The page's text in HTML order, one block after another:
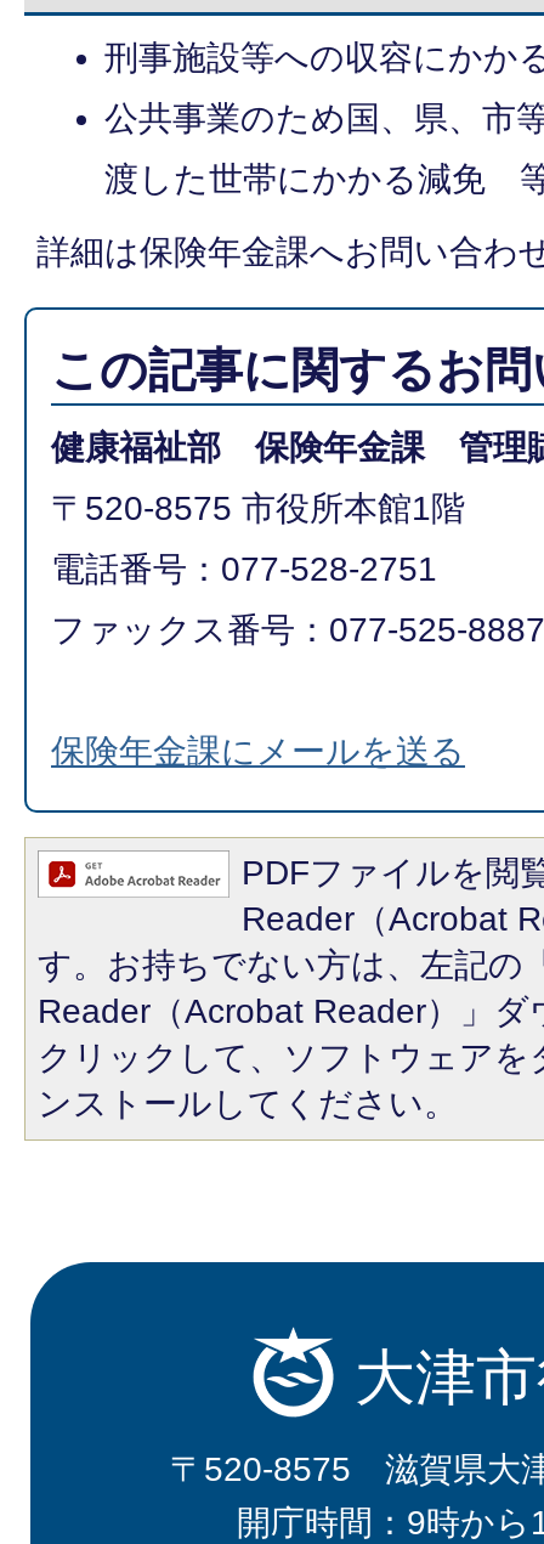
刑事施設等への収容にかか
公共事業のため国、県、市
渡した世帯にかかる減免
詳細は保険年金課へお問い合わ
この記事に関するお
健康福祉部 保険年金課 管理
〒520-8575 市役所本館1階
電話番号：077-528-2751
ファックス番号：077-525-8887
保険年金課にメールを送る
PDFファイルを閲
Reader（Acrobat
す。お持ちでない方は、左記の
Reader（Acrobat Reader）」
クリックして、ソフトウェア
ンストールしてください。
大津
〒520-8575 滋賀県大
開庁時間：9時から